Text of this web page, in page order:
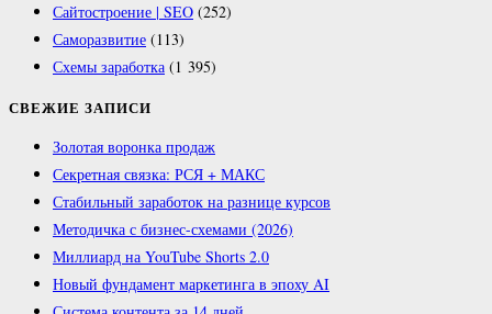
Сайтостроение | SEO (252)
Саморазвитие (113)
Схемы заработка (1 395)
СВЕЖИЕ ЗАПИСИ
Золотая воронка продаж
Секретная связка: РСЯ + МАКС
Стабильный заработок на разнице курсов
Методичка с бизнес-схемами (2026)
Миллиард на YouTube Shorts 2.0
Новый фундамент маркетинга в эпоху AI